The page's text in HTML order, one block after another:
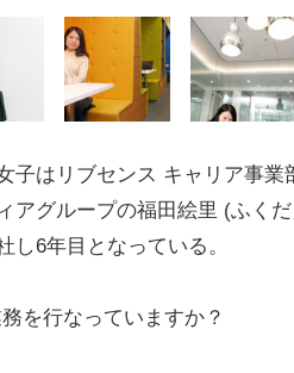
子はリブセンス キャリア事業
アグループの福田絵里 (ふくだ
し6年目となっている。
を行なっていますか？